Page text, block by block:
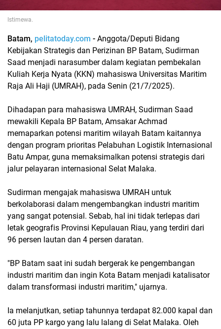
Istimewa.
Batam, pelitatoday.com - Anggota/Deputi Bidang
Kebijakan Strategis dan Perizinan BP Batam, Sudirman
Saad menjadi narasumber dalam kegiatan pembekalan
Kuliah Kerja Nyata (KKN) mahasiswa Universitas Maritim
Raja Ali Haji (UMRAH), pada Senin (21/7/2025).
Dihadapan para mahasiswa UMRAH, Sudirman Saad
mewakili Kepala BP Batam, Amsakar Achmad
memaparkan potensi maritim wilayah Batam kaitannya
dengan program prioritas Pelabuhan Logistik Internasional
Batu Ampar, guna memaksimalkan potensi strategis dari
jalur pelayaran internasional Selat Malaka.
Sudirman mengajak mahasiswa UMRAH untuk
berkolaborasi dalam mengembangkan industri maritim
yang sangat potensial. Sebab, hal ini tidak terlepas dari
letak geografis Provinsi Kepulauan Riau, yang terdiri dari
96 persen lautan dan 4 persen daratan.
"BP Batam saat ini sudah bergerak ke pengembangan
industri maritim dan ingin Kota Batam menjadi katalisator
dalam transformasi industri maritim," ujarnya.
Ia melanjutkan, setiap tahunnya terdapat 82.000 kapal dan
60 juta PP kargo yang lalu lalang di Selat Malaka. Oleh